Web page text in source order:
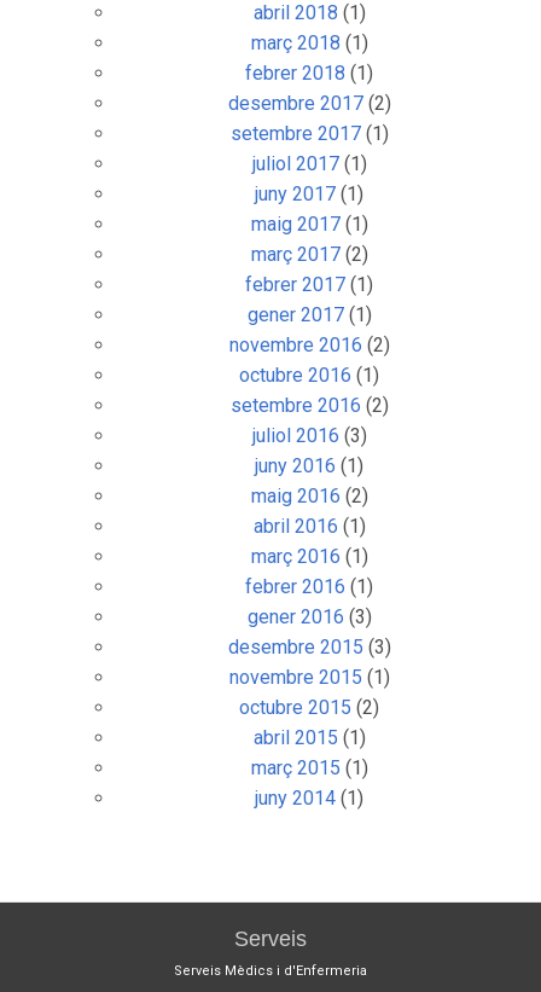
abril 2018 (1)
març 2018 (1)
febrer 2018 (1)
desembre 2017(2)
setembre 2017(1)
juliol 2017(1)
juny 2017 (1)
maig 2017(1)
març 2017(2)
febrer 2017 (1)
gener 2017(1)
novembre 2016 (2)
octubre 2016 (1)
setembre 2016 (2)
juliol 2016 (3)
juny 2016 (1)
maig 2016 (2)
abril 2016 (1)
març 2016 (1)
febrer 2016 (1)
gener 2016 (3)
desembre 2015 (3)
novembre 2015 (1)
octubre 2015 (2)
abril 2015 (1)
març 2015 (1)
juny 2014 (1)
Serveis
Serveis Mèdics i d'Enfermeria